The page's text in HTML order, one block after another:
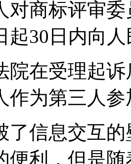
对商标评审
起30日内向
院在受理起
作为第三人
了信息交互
便利，但是